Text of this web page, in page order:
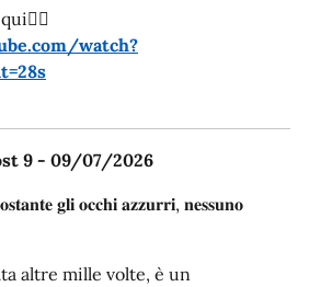
👇🏻
watch?
9 - 09/07/2026
𝐠𝐥𝐢 𝐨𝐜𝐜𝐡𝐢 𝐚𝐳𝐳𝐮𝐫𝐫𝐢, 𝐧𝐞𝐬𝐬𝐮𝐧𝐨
altre mille volte, è un